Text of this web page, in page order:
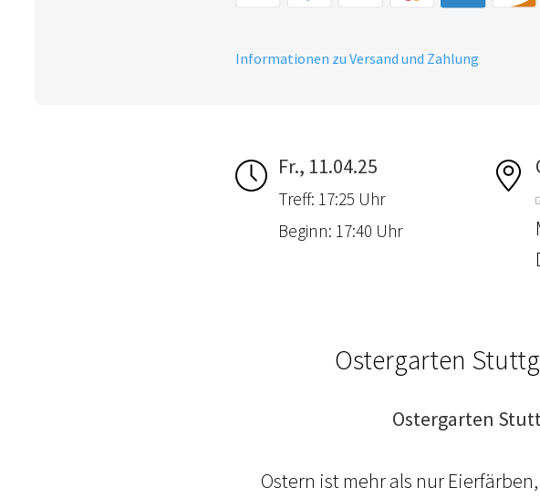
Informationen zu Versand und Zahlung
Fr., 11.04.25
Treff: 17:25 Uhr
Beginn: 17:40 Uhr
Ostergarten
Ostergarten
Ostern ist mehr als nur